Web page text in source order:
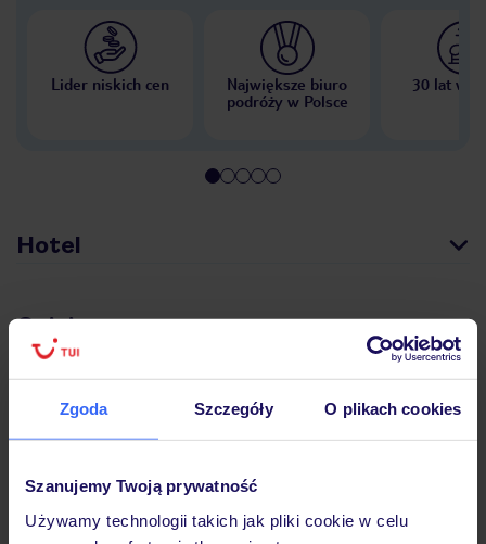
Zgoda Szczegóły O plikach cookies
Szanujemy Twoją prywatność
Używamy technologii takich jak pliki cookie w celu
Lider niskich cen
Największe biuro
podróży w Polsce
30 lat w
Hotel
Opinie
Pokoje
Wyżywienie